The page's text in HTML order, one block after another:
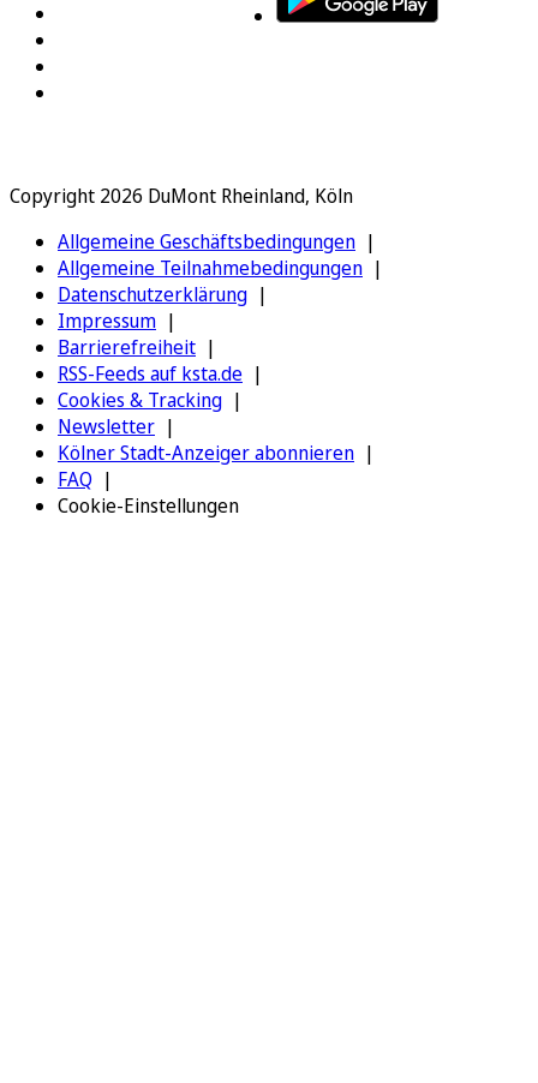
Copyright 2026 DuMont Rheinland, Köln
Allgemeine Geschäftsbedingungen
Allgemeine Teilnahmebedingungen
Datenschutzerklärung
Impressum
Barrierefreiheit
RSS-Feeds auf ksta.de
Cookies & Tracking
Newsletter
Kölner Stadt-Anzeiger abonnieren
FAQ
Cookie-Einstellungen